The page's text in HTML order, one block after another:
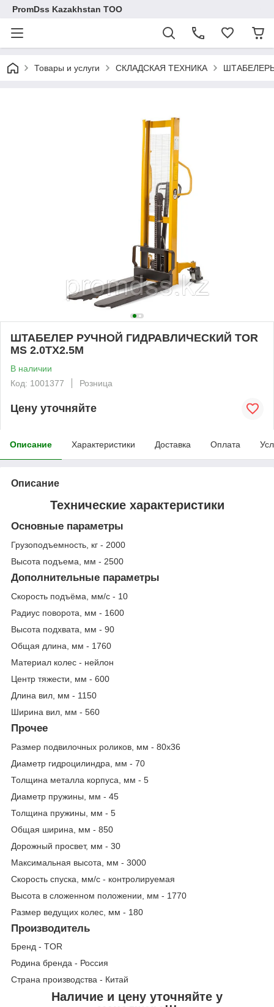
PromDss Kazakhstan TOO
Товары и услуги СКЛАДСКАЯ ТЕХНИКА
ШТАБЕЛЕР РУЧНОЙ ГИДРАВЛИЧЕСКИЙ TOR
MS 2.0TX2.5M
В наличии
Код: 1001377
Розница
Цену уточняйте
Описание Характеристики Доставка Оплата
Описание
Технические характеристики
Основные параметры
Грузоподъемность, кг - 2000
Высота подъема, мм - 2500
Дополнительные параметры
Скорость подъёма, мм/с - 10
Радиус поворота, мм - 1600
Высота подхвата, мм - 90
Общая длина, мм - 1760
Материал колес - нейлон
Центр тяжести, мм - 600
Длина вил, мм - 1150
Ширина вил, мм - 560
Прочее
Размер подвилочных роликов, мм - 80х36
Диаметр гидроцилиндра, мм - 70
Толщина металла корпуса, мм - 5
Диаметр пружины, мм - 45
Толщина пружины, мм - 5
Общая ширина, мм - 850
Дорожный просвет, мм - 30
Максимальная высота, мм - 3000
Скорость спуска, мм/с - контролируемая
Высота в сложенном положении, мм - 1770
Размер ведущих колес, мм - 180
Производитель
Бренд - TOR
Родина бренда - Россия
Страна производства - Китай
Наличие и цену уточняйте у